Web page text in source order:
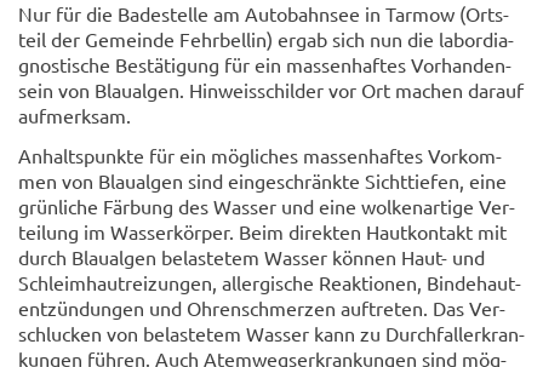
Nur für die Ba­de­stel­le am Au­to­bahn­see in Tar­mow (Orts­
teil der Ge­mein­de Fehr­bel­lin) ergab sich nun die la­bor­dia­
gnos­ti­sche Be­stä­ti­gung für ein mas­sen­haf­tes Vor­han­den­
sein von Blau­al­gen. Hin­weis­schil­der vor Ort ma­chen dar­auf
auf­merk­sam.
An­halts­punk­te für ein mög­li­ches mas­sen­haf­tes Vor­kom­
men von Blau­al­gen sind ein­ge­schränk­te Sicht­tie­fen, eine
grün­li­che Fär­bung des Was­ser und eine wol­ken­ar­ti­ge Ver­
tei­lung im Was­ser­kör­per. Beim di­rek­ten Haut­kon­takt mit
durch Blau­al­gen be­las­te­tem Was­ser kön­nen Haut- und
Schleim­haut­rei­zun­gen, all­er­gi­sche Re­ak­tio­nen, Bin­de­haut­
ent­zün­dun­gen und Oh­ren­schmer­zen auf­tre­ten. Das Ver­
schlu­cken von be­las­te­tem Was­ser kann zu Durch­fall­erkran­
kun­gen füh­ren. Auch Atem­wegs­er­kran­kun­gen sind mög­